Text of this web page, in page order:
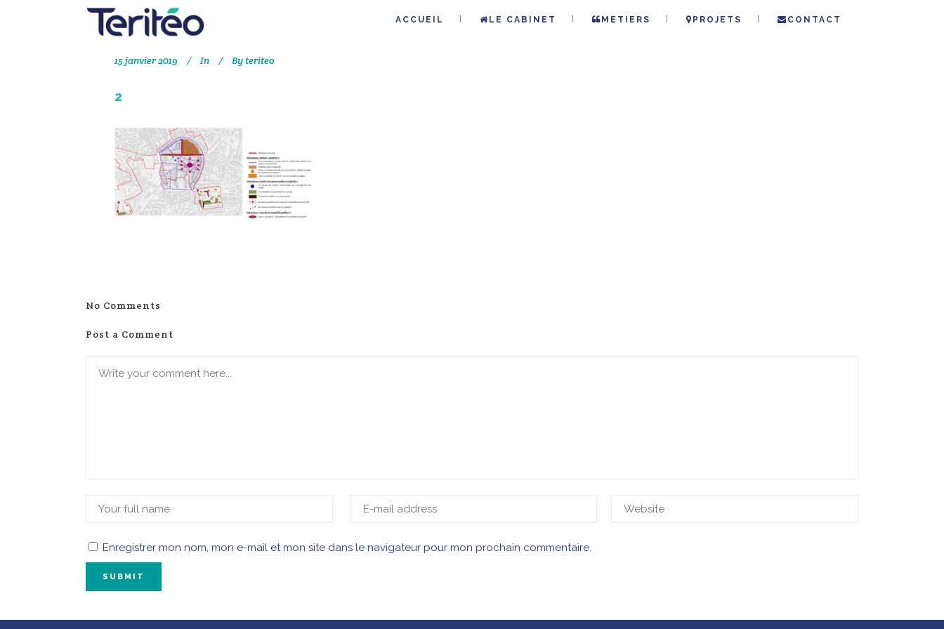
ACCUEIL LE CABINET METIERS PROJETS CONTACT
15 janvier 2019 In Byteriteo
2
No Comments
Post a Comment
Enregistrer mon nom, mon e-mail et mon site dans le navigateur pour mon prochain commentaire.